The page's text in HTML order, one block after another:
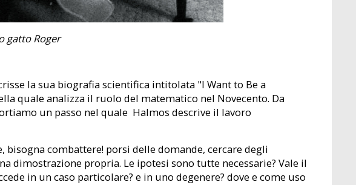
gatto Roger
la sua biografia scientifica intitolata "I Want to Be a
quale analizza il ruolo del matematico nel Novecento. Da
un passo nel quale Halmos descrive il lavoro
bisogna combattere! porsi delle domande, cercare degli
dimostrazione propria. Le ipotesi sono tutte necessarie? Vale il
in un caso particolare? e in uno degenere? dove e come uso